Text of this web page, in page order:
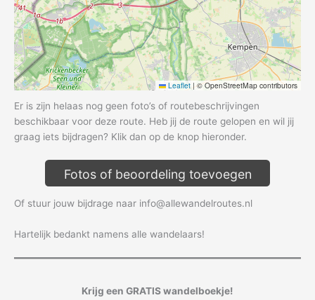
Leaflet | © OpenStreetMap contributors
Er is zijn helaas nog geen foto’s of routebeschrijvingen
beschikbaar voor deze route. Heb jij de route gelopen en wil jij
graag iets bijdragen? Klik dan op de knop hieronder.
Fotos of beoordeling toevoegen
Of stuur jouw bijdrage naar info@allewandelroutes.nl
Hartelijk bedankt namens alle wandelaars!
Krijg een GRATIS wandelboekje!